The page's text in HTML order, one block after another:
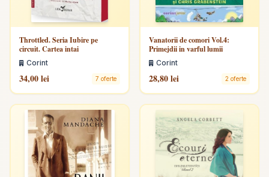
Throttled. Seria Iubire pe
circuit. Cartea intai
Corint
34,00 lei 7 oferte
Vanatorii de comori Vol.4:
Primejdii in varful lumii
Corint
28,80 lei 2 oferte